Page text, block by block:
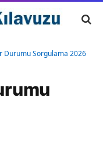
Durumu Sorgulama 2026